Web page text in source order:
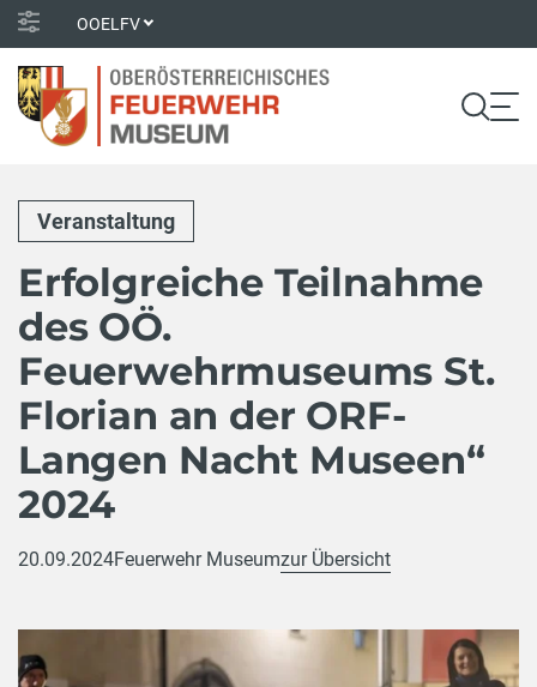
OOELFV
Veranstaltung
Erfolgreiche Teilnahme
des OÖ.
Feuerwehrmuseums St.
Florian an der ORF-
Langen Nacht Museen“
2024
20.09.2024Feuerwehr Museumzur Übersicht